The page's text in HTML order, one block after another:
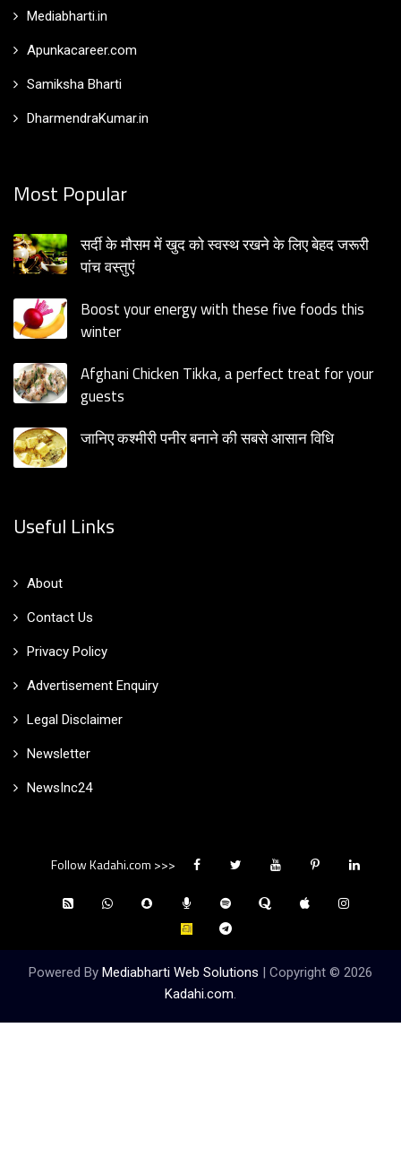
Mediabharti.in
Apunkacareer.com
Samiksha Bharti
DharmendraKumar.in
Most Popular
सर्दी के मौसम में खुद को स्वस्थ रखने के लिए बेहद जरूरी
पांच वस्तुएं
Boost your energy with these five foods this
winter
Afghani Chicken Tikka, a perfect treat for your
guests
जानिए कश्मीरी पनीर बनाने की सबसे आसान विधि
Useful Links
About
Contact Us
Privacy Policy
Advertisement Enquiry
Legal Disclaimer
Newsletter
NewsInc24
Follow Kadahi.com >>>
Powered By Mediabharti Web Solutions | Copyright © 2026
Kadahi.com